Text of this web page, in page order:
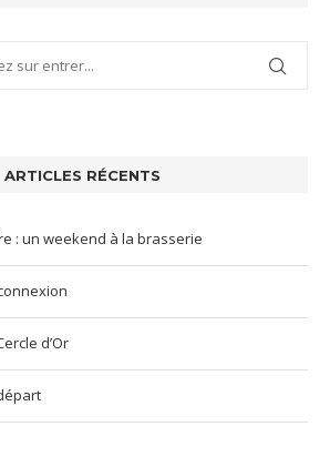
ARTICLES RÉCENTS
: un weekend à la brasserie
d’Or